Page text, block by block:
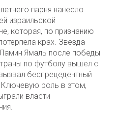
парня нанесло
израильской
которая, по признанию
крах. Звезда
Ямаль после победы
по футболу вышел с
беспрецедентный
роль в этом,
власти